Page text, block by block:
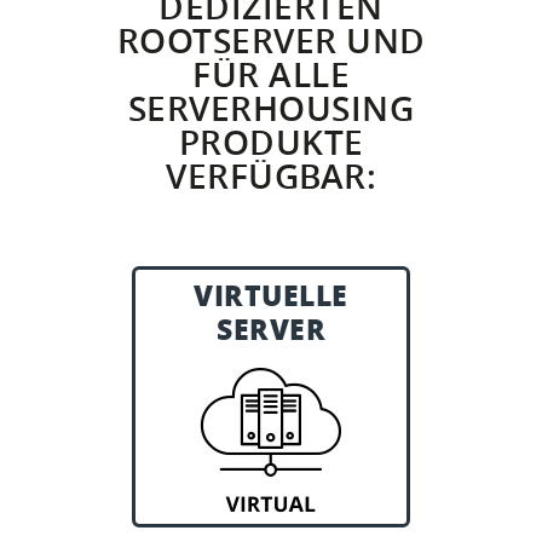
ROOTSERVER UND
FÜR ALLE
SERVERHOUSING
PRODUKTE
VERFÜGBAR:
VIRTUELLE
SERVER
VIRTUAL line
Passende virtuelle Server für
jede Anforderung.